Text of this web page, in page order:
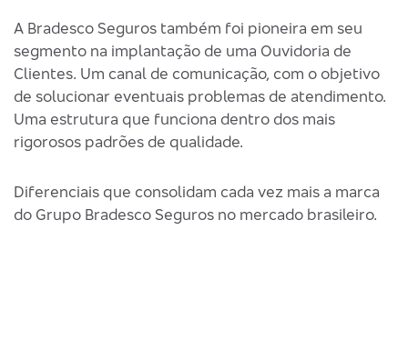
A Bradesco Seguros também foi pioneira em seu
segmento na implantação de uma Ouvidoria de
Clientes. Um canal de comunicação, com o objetivo
de solucionar eventuais problemas de atendimento.
Uma estrutura que funciona dentro dos mais
rigorosos padrões de qualidade.
Diferenciais que consolidam cada vez mais a marca
do Grupo Bradesco Seguros no mercado brasileiro.